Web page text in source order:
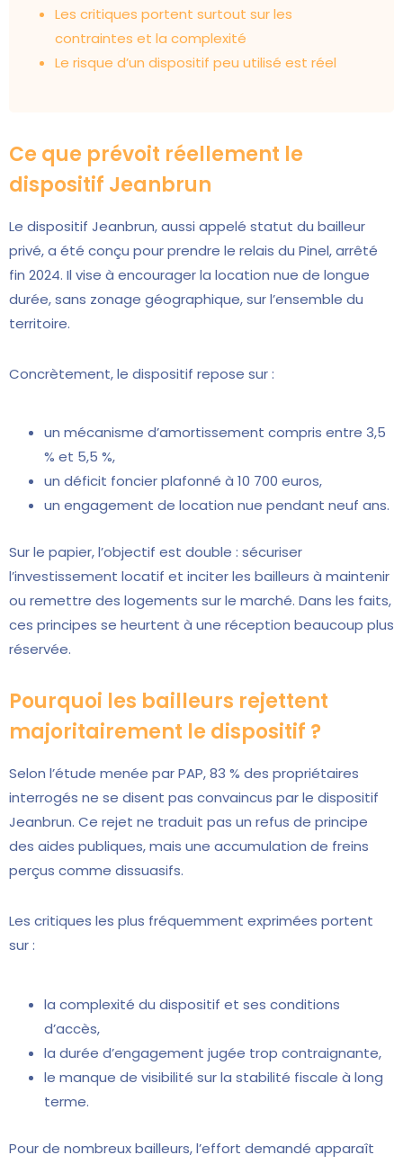
Les critiques portent surtout sur les
contraintes et la complexité
Le risque d’un dispositif peu utilisé est réel
Ce que prévoit réellement le
dispositif Jeanbrun
Le dispositif Jeanbrun, aussi appelé statut du bailleur
privé, a été conçu pour prendre le relais du Pinel, arrêté
fin 2024. Il vise à encourager la location nue de longue
durée, sans zonage géographique, sur l’ensemble du
territoire.
Concrètement, le dispositif repose sur :
un mécanisme d’amortissement compris entre 3,5
% et 5,5 %,
un déficit foncier plafonné à 10 700 euros,
un engagement de location nue pendant neuf ans.
Sur le papier, l’objectif est double : sécuriser
l’investissement locatif et inciter les bailleurs à maintenir
ou remettre des logements sur le marché. Dans les faits,
ces principes se heurtent à une réception beaucoup plus
réservée.
Pourquoi les bailleurs rejettent
majoritairement le dispositif ?
Selon l’étude menée par PAP, 83 % des propriétaires
interrogés ne se disent pas convaincus par le dispositif
Jeanbrun. Ce rejet ne traduit pas un refus de principe
des aides publiques, mais une accumulation de freins
perçus comme dissuasifs.
Les critiques les plus fréquemment exprimées portent
sur :
la complexité du dispositif et ses conditions
d’accès,
la durée d’engagement jugée trop contraignante,
le manque de visibilité sur la stabilité fiscale à long
terme.
Pour de nombreux bailleurs, l’effort demandé apparaît